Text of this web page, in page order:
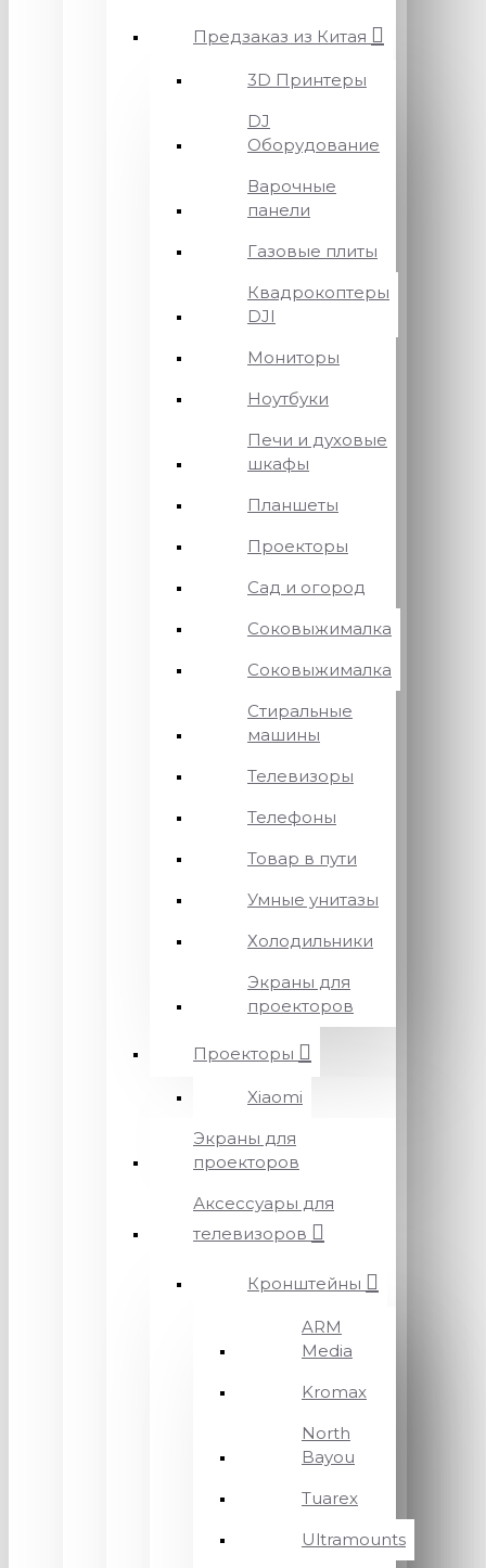
Предзаказ из Китая
3D Принтеры
DJ
Оборудование
Варочные
панели
Газовые плиты
Квадрокоптеры
DJI
Мониторы
Ноутбуки
Печи и духовые
шкафы
Планшеты
Проекторы
Сад и огород
Соковыжималка
Соковыжималка
Стиральные
машины
Телевизоры
Телефоны
Товар в пути
Умные унитазы
Холодильники
Экраны для
проекторов
Проекторы
Xiaomi
Экраны для
проекторов
Аксессуары для
телевизоров
Кронштейны
ARM
Media
Kromax
North
Bayou
Tuarex
Ultramounts